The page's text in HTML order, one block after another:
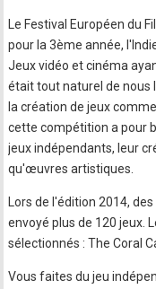
Le Festival Européen du
pour la 3ème année,
Jeux vidéo et cinéma
était tout naturel de nous
la création de jeux
cette compétition a pour
jeux indépendants, leur
qu'œuvres artistiques.
Lors de l'édition 2014,
envoyé plus de 120 jeux.
sélectionnés : The Coral
Vous faites du jeu